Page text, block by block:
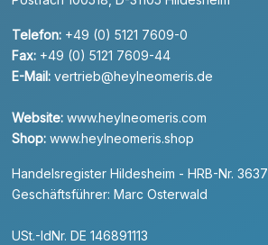
Telefon: +49 (0) 5121 7609-0
Fax: +49 (0) 5121 7609-44
E-Mail: vertrieb@heylneomeris.de
Website: www.heylneomeris.com
Shop: www.heylneomeris.shop
Handelsregister Hildesheim - HRB-Nr. 3637
Geschäftsführer: Marc Osterwald
USt.-IdNr. DE 146891113